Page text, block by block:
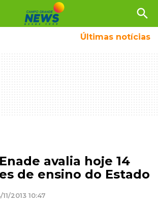
search
Últimas notícias
avalia hoje 14
de ensino do Estado
2013 10:47